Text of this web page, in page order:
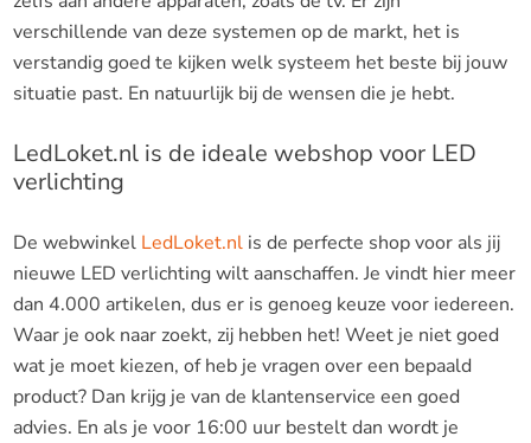
verschillende van deze systemen op de markt, het is
verstandig goed te kijken welk systeem het beste bij jouw
situatie past. En natuurlijk bij de wensen die je hebt.
LedLoket.nl is de ideale webshop voor LED
verlichting
De webwinkel LedLoket.nlis de perfecte shop voor als jij
nieuwe LED verlichting wilt aanschaffen. Je vindt hier meer
dan 4.000 artikelen, dus er is genoeg keuze voor iedereen.
Waar je ook naar zoekt, zij hebben het! Weet je niet goed
wat je moet kiezen, of heb je vragen over een bepaald
product? Dan krijg je van de klantenservice een goed
advies. En als je voor 16:00 uur bestelt dan wordt je